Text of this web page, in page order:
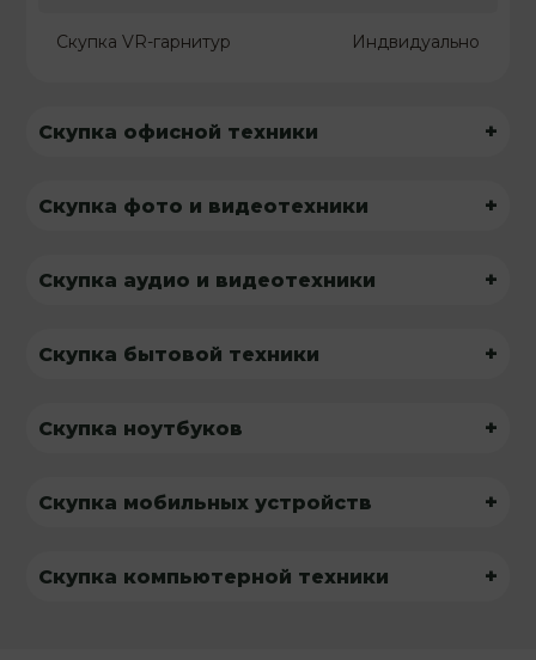
Скупка VR-гарнитур Индвидуально
Скупка офисной техники +
Скупка фото и видеотехники +
Скупка аудио и видеотехники +
Скупка бытовой техники +
Скупка ноутбуков +
Скупка мобильных устройств +
Скупка компьютерной техники +